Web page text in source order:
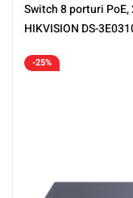
Switch 8 porturi
HIKVISION DS-
-25%